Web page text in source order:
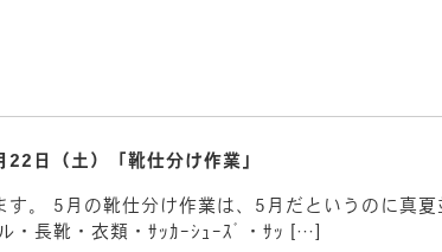
日（土）「靴仕分け作業」
す。 5月の靴仕分け作業は、5月だというのに真
・長靴・衣類・ｻｯｶｰｼｭｰｽﾞ・ｻｯ […]